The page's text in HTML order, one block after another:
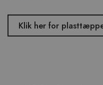
Klik her for